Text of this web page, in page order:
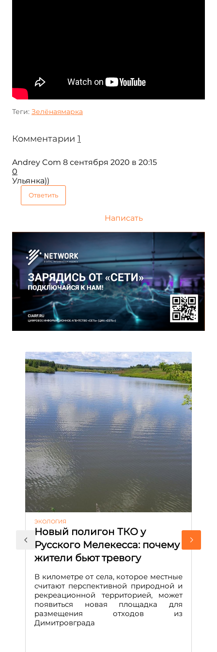
Теги: Зелёнаямарка
Комментарии 1
Andrey Com 8 сентября 2020 в 20:15
0
Ульянка))
Ответить
Написать
ЭКОЛОГИЯ
Новый полигон ТКО у
Русского Мелекесса: почему
жители бьют тревогу
В километре от села, которое местные
считают перспективной природной и
рекреационной территорией, может
появиться новая площадка для
размещения отходов из
Димитровграда